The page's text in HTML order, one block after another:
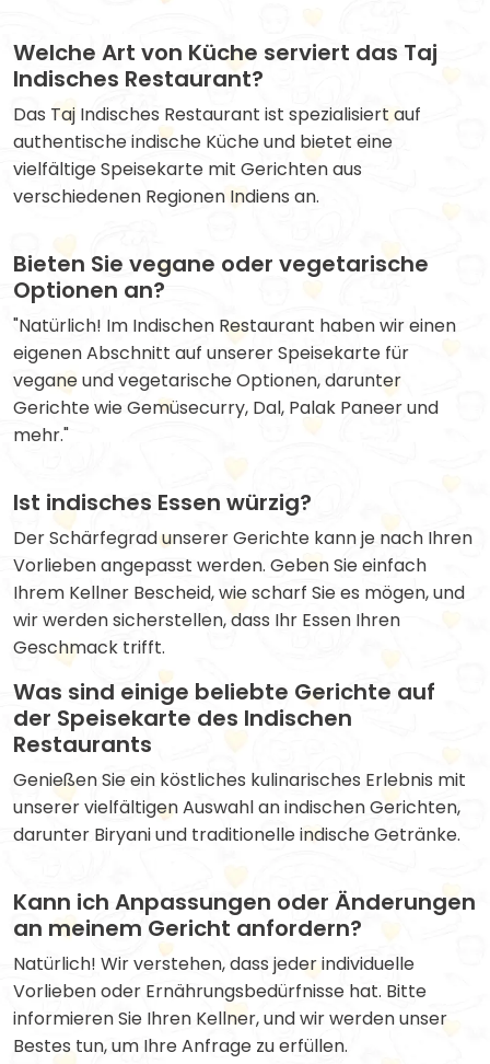
Welche Art von Küche serviert das Taj
Indisches Restaurant?
Das Taj Indisches Restaurant ist spezialisiert auf
authentische indische Küche und bietet eine
vielfältige Speisekarte mit Gerichten aus
verschiedenen Regionen Indiens an.
Bieten Sie vegane oder vegetarische
Optionen an?
"Natürlich! Im Indischen Restaurant haben wir einen
eigenen Abschnitt auf unserer Speisekarte für
vegane und vegetarische Optionen, darunter
Gerichte wie Gemüsecurry, Dal, Palak Paneer und
mehr."
Ist indisches Essen würzig?
Der Schärfegrad unserer Gerichte kann je nach Ihren
Vorlieben angepasst werden. Geben Sie einfach
Ihrem Kellner Bescheid, wie scharf Sie es mögen, und
wir werden sicherstellen, dass Ihr Essen Ihren
Geschmack trifft.
Was sind einige beliebte Gerichte auf
der Speisekarte des Indischen
Restaurants
Genießen Sie ein köstliches kulinarisches Erlebnis mit
unserer vielfältigen Auswahl an indischen Gerichten,
darunter Biryani und traditionelle indische Getränke.
Kann ich Anpassungen oder Änderungen
an meinem Gericht anfordern?
Natürlich! Wir verstehen, dass jeder individuelle
Vorlieben oder Ernährungsbedürfnisse hat. Bitte
informieren Sie Ihren Kellner, und wir werden unser
Bestes tun, um Ihre Anfrage zu erfüllen.